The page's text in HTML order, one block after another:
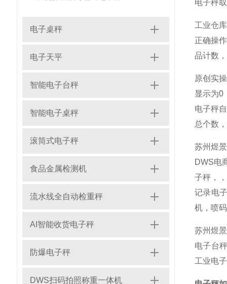
电子桌秤
电子天平
智能电子台秤
智能电子桌秤
滚筒式电子秤
食品金属检测机
流水线全自动检重秤
AI智能收货电子秤
防爆电子秤
DWS扫码拍照称重一体机
电子秤
工业仓
正确操
品计数
原创实
显示为0
电子秤
总个数
苏州煜
DWS电
子秤，
记录电
机，喷
苏州煜
电子台
工业电